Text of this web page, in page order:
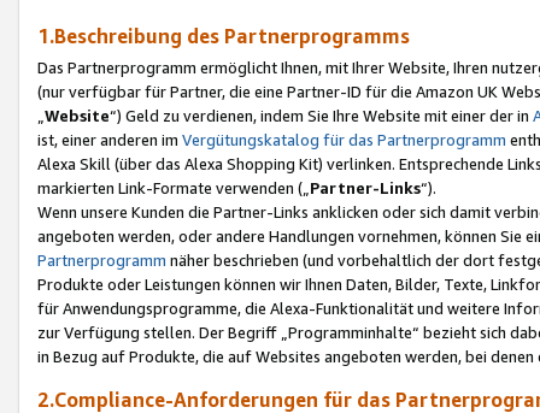
1.Beschreibung des Partnerprogramms
Das Partnerprogramm ermöglicht Ihnen, mit Ihrer Website, Ihren
(nur verfügbar für Partner, die eine Partner-ID für die Amazon UK
Website“) Geld zu verdienen, indem Sie Ihre Website mit einer der in
ist, einer anderen im Vergütungskatalog für das Partnerprogramm
Alexa Skill (über das Alexa Shopping Kit) verlinken. Entsprechende
markierten Link-Formate verwenden („ Partner-Links“).
Wenn unsere Kunden die Partner-Links anklicken oder sich damit
angeboten werden, oder andere Handlungen vornehmen, können Sie
Partnerprogramm näher beschrieben (und vorbehaltlich der dort
Produkte oder Leistungen können wir Ihnen Daten, Bilder, Texte,
für Anwendungsprogramme, die Alexa-Funktionalität und weitere
zur Verfügung stellen. Der Begriff „Programminhalte“ bezieht sich
in Bezug auf Produkte, die auf Websites angeboten werden, bei
2.Compliance-Anforderungen für das